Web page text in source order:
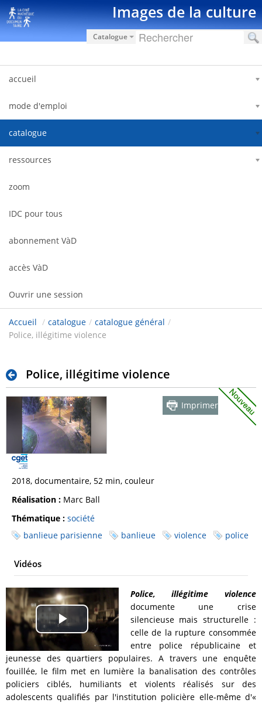
Saut au contenu Images de la culture
Catalogue
accueil
mode d'emploi
catalogue
ressources
zoom
IDC pour tous
abonnement VàD
accès VàD
Ouvrir une session
Accueil / catalogue / catalogue général /
Police, illégitime violence
Police, illégitime violence
Imprimer
2018, documentaire, 52 min, couleur
Réalisation : Marc Ball
Thématique : société
banlieue parisienne
banlieue violence police
Vidéos
Play
Video
Police, illégitime violence
documente une crise
silencieuse mais structurelle :
celle de la rupture consommée
entre police républicaine et
jeunesse des quartiers populaires. A travers une enquête
fouillée, le film met en lumière la banalisation des contrôles
policiers ciblés, humiliants et violents réalisés sur des
adolescents qualifiés par l'institution policière elle-même d'«